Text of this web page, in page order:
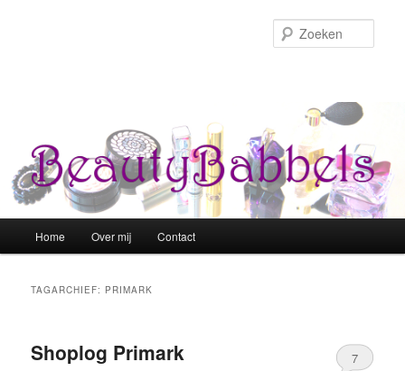
Spring naar de primaire inhoud
Spring naar de secundaire inhoud
Home Over mij Contact
TAGARCHIEF: PRIMARK
Shoplog Primark 7